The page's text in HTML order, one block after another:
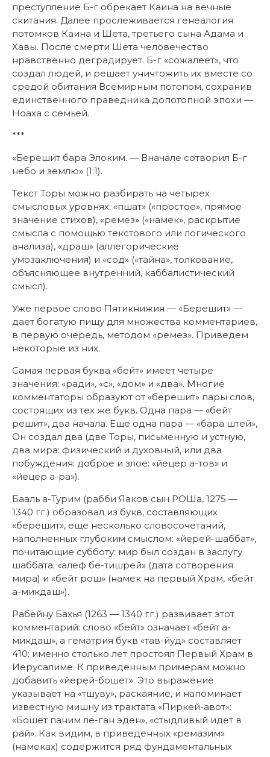
преступление Б-г обрекает Каина на вечные
скитания. Далее прослеживается генеалогия
потомков Каина и Шета, третьего сына Адама и
Хавы. После смерти Шета человечество
нравственно деградирует. Б-г «сожалеет», что
создал людей, и решает уничтожить их вместе со
средой обитания Всемирным потопом, сохранив
единственного праведника допотопной эпохи —
Ноаха с семьей.
***
«Берешит бара Элоким. — Вначале сотворил Б-г
небо и землю» (1:1).
Текст Торы можно разбирать на четырех
смысловых уровнях: «пшат» («простое», прямое
значение стихов), «ремез» («намек», раскрытие
смысла с помощью текстового или логического
анализа), «драш» (аллегорические
умозаключения) и «сод» («тайна», толкование,
объясняющее внутренний, каббалистический
смысл).
Уже первое слово Пятикнижия — «Берешит» —
дает богатую пищу для множества комментариев,
в первую очередь, методом «ремез». Приведем
некоторые из них.
Самая первая буква «бейт» имеет четыре
значения: «ради», «с», «дом» и «два». Многие
комментаторы образуют от «берешит» пары слов,
состоящих из тех же букв. Одна пара — «бейт
решит», два начала. Еще одна пара — «бара штей»,
Он создал два (две Торы, письменную и устную,
два мира: физический и духовный, или два
побуждения: доброе и злое: «йецер а-тов» и
«йецер а-ра»).
Бааль а-Турим (рабби Яаков сын РОШа, 1275 —
1340 гг.) образовал из букв, составляющих
«берешит», еще несколько словосочетаний,
наполненных глубоким смыслом: «йерей-шаббат»,
почитающие субботу: мир был создан в заслугу
шаббата; «алеф бе-тишрей» (дата сотворения
мира) и «бейт рош» (намек на первый Храм, «бейт
а-микдаш»).
Рабейну Бахья (1263 — 1340 гг.) развивает этот
комментарий: слово «бейт» означает «бейт а-
микдаш», а гематрия букв «тав-йуд» составляет
410: именно столько лет простоял Первый Храм в
Иерусалиме. К приведенным примерам можно
добавить «йерей-бошет». Это выражение
указывает на «тшуву», раскаяние, и напоминает
известную мишну из трактата «Пиркей-авот»:
«Бошет паним ле-ган эден», «стыдливый идет в
рай». Как видим, в приведенных «ремазим»
(намеках) содержится ряд фундаментальных